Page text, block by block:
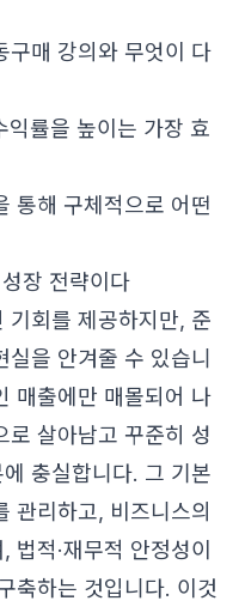
매 강의와 무엇이 다
률을 높이는 가장 효
통해 구체적으로 어떤
장 전략이다
기회를 제공하지만, 준
을 안겨줄 수 있습니
매출에만 매몰되어 나
로 살아남고 꾸준히 성
충실합니다. 그 기본
관리하고, 비즈니스의
적·재무적 안정성이
축하는 것입니다. 이것